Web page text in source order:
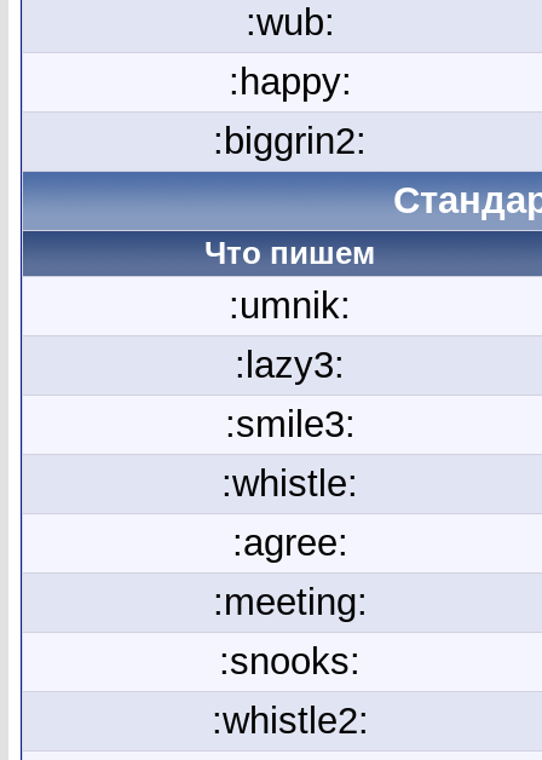
:wub:
:happy:
:biggrin2:
Что пишем
:umnik:
:lazy3:
:smile3:
:whistle:
:agree:
:meeting:
:snooks:
:whistle2: